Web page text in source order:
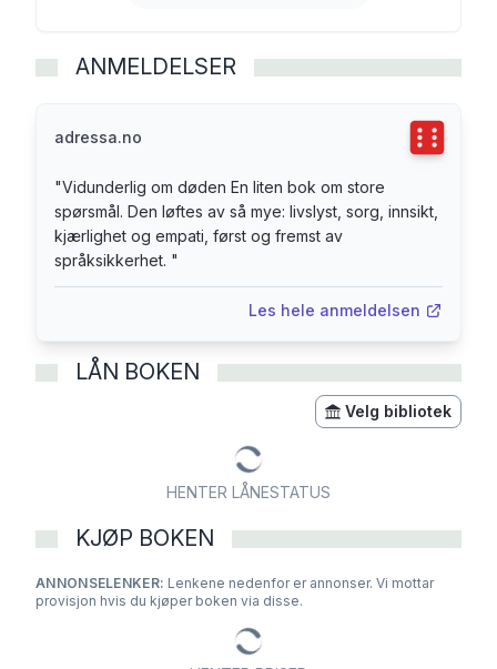
ANMELDELSER
adressa.no
"Vidunderlig om døden En liten bok om store
spørsmål. Den løftes av så mye: livslyst, sorg, innsikt,
kjærlighet og empati, først og fremst av
språksikkerhet. "
Les hele anmeldelsen
LÅN BOKEN
Velg bibliotek
HENTER LÅNESTATUS
KJØP BOKEN
ANNONSELENKER: Lenkene nedenfor er annonser. Vi mottar
provisjon hvis du kjøper boken via disse.